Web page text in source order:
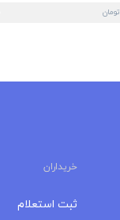
تومان
خریداران
ثبت استعلام